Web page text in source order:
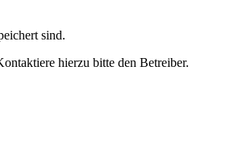
sind.
hierzu bitte den Betreiber.